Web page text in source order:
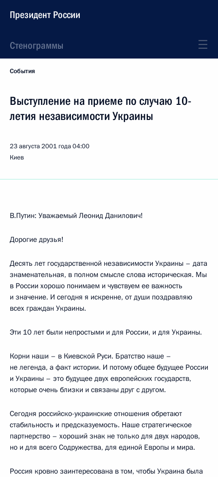
Президент России
Стенограммы
События
Выступление на приеме по случаю 10-
летия независимости Украины
23 августа 2001 года04:00
Киев
В.Путин: Уважаемый Леонид Данилович!
Дорогие друзья!
Десять лет государственной независимости Украины – дата
знаменательная, в полном смысле слова историческая. Мы
в России хорошо понимаем и чувствуем ее важность
и значение. И сегодня я искренне, от души поздравляю
всех граждан Украины.
Эти 10 лет были непростыми и для России, и для Украины.
Корни наши – в Киевской Руси. Братство наше –
не легенда, а факт истории. И потому общее будущее России
и Украины – это будущее двух европейских государств,
которые очень близки и связаны друг с другом.
Сегодня российско-украинские отношения обретают
стабильность и предсказуемость. Наше стратегическое
партнерство – хороший знак не только для двух народов,
но и для всего Содружества, для единой Европы и мира.
Россия кровно заинтересована в том, чтобы Украина была